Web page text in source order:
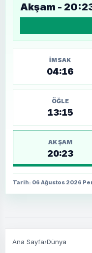
Akşam -
İMSAK
04:16
ÖĞLE
13:15
AKŞAM
20:23
Tarih: 06 Ağustos 2026
Ana Sayfa›Dünya